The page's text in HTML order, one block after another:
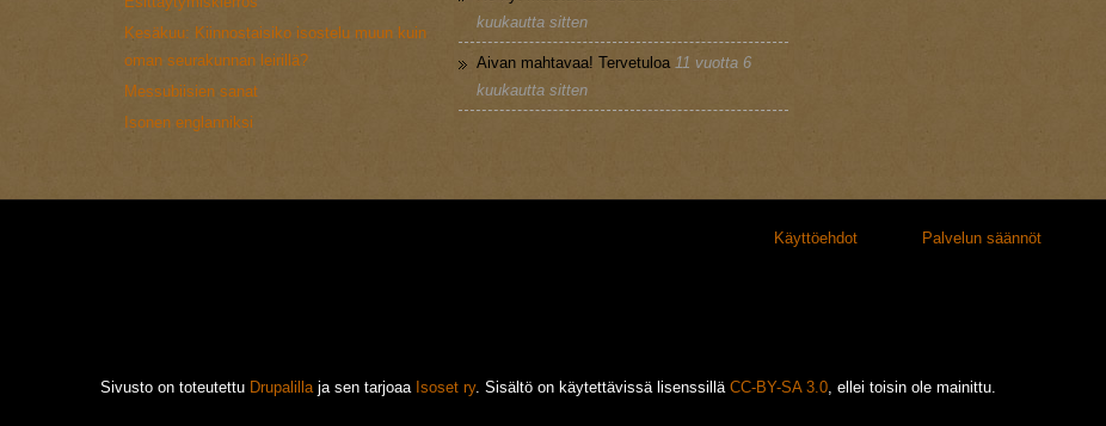
Kesäkuu: Kiinnostaisiko isostelu muun kuin
oman seurakunnan leirillä?
Messubiisien sanat
Isonen englanniksi
kuukautta sitten
Aivan mahtavaa! Tervetuloa 11 vuotta 6
kuukautta sitten
Käyttöehdot Palvelun säännöt
Sivusto on toteutettu Drupalillaja sen tarjoaa Isoset ry. Sisältö on käytettävissä lisenssillä CC-BY-SA 3.0, ellei toisin ole mainittu.